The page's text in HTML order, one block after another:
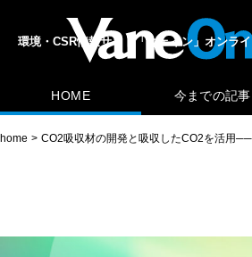
環境・CSR情報サイト「ヴェイン」オンラ
HOME 今までの記事
home CO2吸収材の開発と吸収したCO2を活用